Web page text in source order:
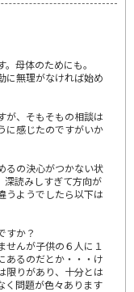
母体のためにも。
に無理がなければ始め
が、そもそもの相談は
に感じたのですがいか
るの決心がつかない状
深読みしすぎて方向が
うようでしたら以下は
すか？
んが子供の６人に１
あるのだとか・・・け
限りがあり、十分とは
く問題が色々あります